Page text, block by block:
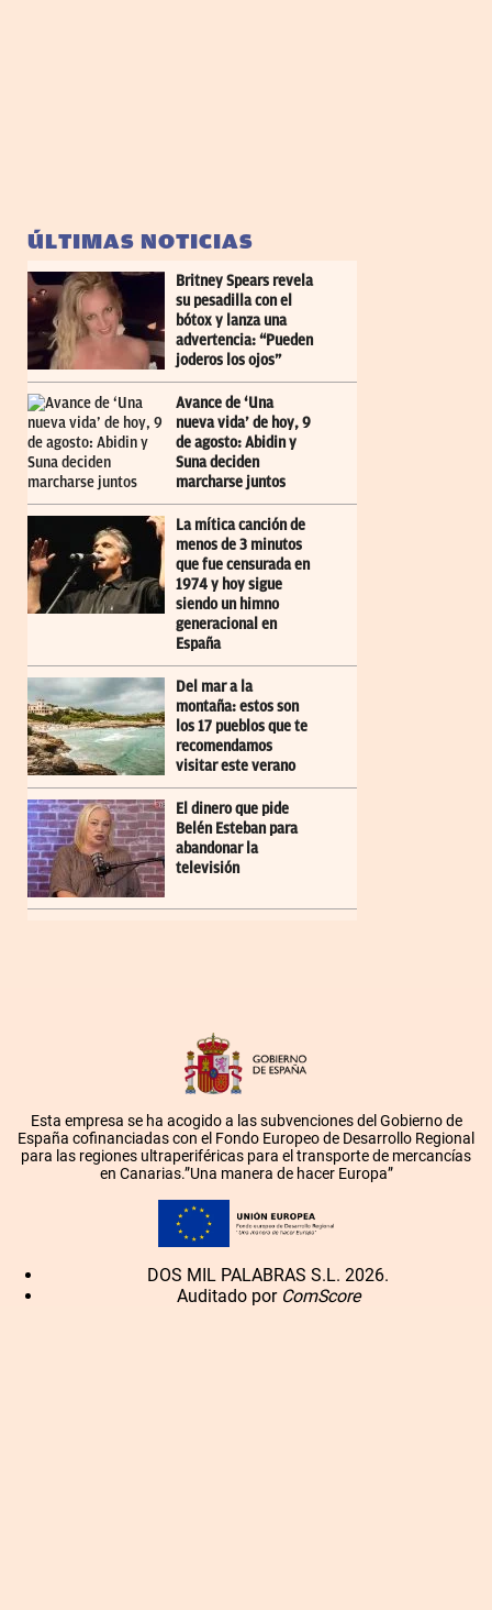
ÚLTIMAS NOTICIAS
Britney Spears revela
su pesadilla con el
bótox y lanza una
advertencia: “Pueden
joderos los ojos”
Avance de ‘Una
nueva vida’ de hoy, 9
de agosto: Abidin y
Suna deciden
marcharse juntos
La mítica canción de
menos de 3 minutos
que fue censurada en
1974 y hoy sigue
siendo un himno
generacional en
España
Del mar a la
montaña: estos son
los 17 pueblos que te
recomendamos
visitar este verano
El dinero que pide
Belén Esteban para
abandonar la
televisión
Esta empresa se ha acogido a las subvenciones del Gobierno de
España cofinanciadas con el Fondo Europeo de Desarrollo Regional
para las regiones ultraperiféricas para el transporte de mercancías
en Canarias.”Una manera de hacer Europa”
DOS MIL PALABRAS S.L. 2026.
Auditado por ComScore